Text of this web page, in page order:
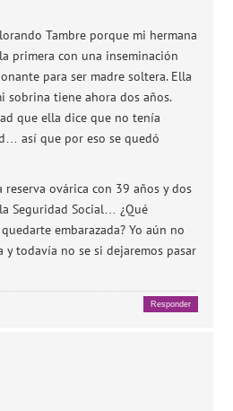
Tambre porque mi hermana
primera con una inseminación
para ser madre soltera. Ella
sobrina tiene ahora dos años.
que ella dice que no tenía
así que por eso se quedó
ovárica con 39 años y dos
Seguridad Social… ¿Qué
embarazada? Yo aún no
todavía no se si dejaremos pasar
Responder